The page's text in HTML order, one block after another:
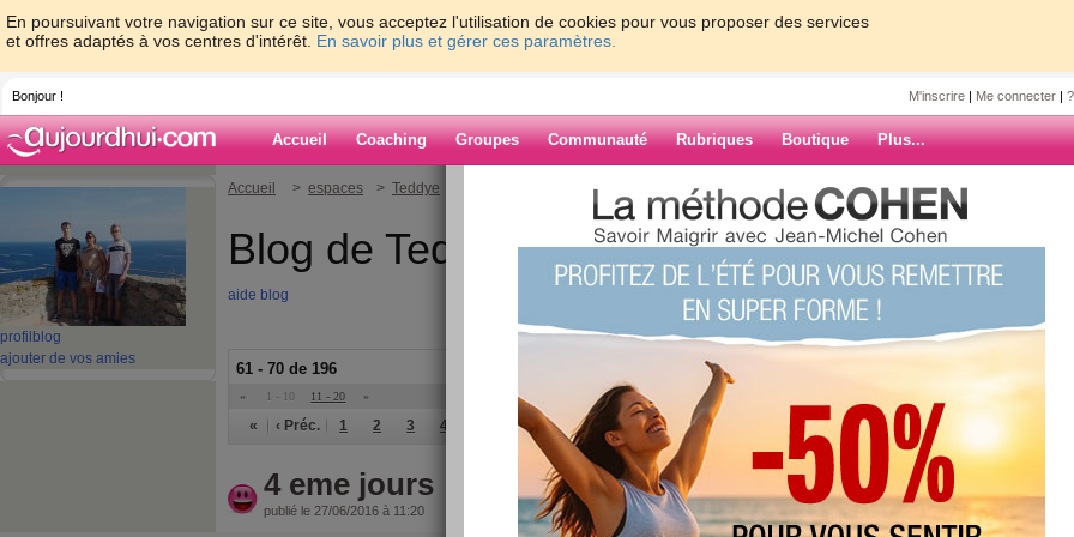
En poursuivant votre navigation sur ce site, vous acceptez l'utilisation de cookies pour vous proposer des services
et offres adaptés à vos centres d'intérêt. En savoir plus et gérer ces paramètres.
Bonjour ! M'inscrire | Me connecter |
Accueil Coaching Groupes Communauté Rubriques Boutique Plus...
profil blog
ajouter de vos amies
Accueil > espaces > Teddye
Blog de Teddye
aide blog
61 - 70 de 196
« 1 - 10 11 - 20 »
« ‹ Préc. 1 2 3 4 7 8 9 10 Suiv. ›
4 eme jours
publié le 27/06/2016 à 11:20 ARCHIVES